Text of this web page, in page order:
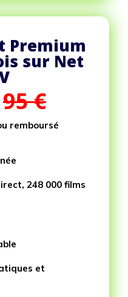
Premium
sur Net
95 €
remboursé
248 000 films
et